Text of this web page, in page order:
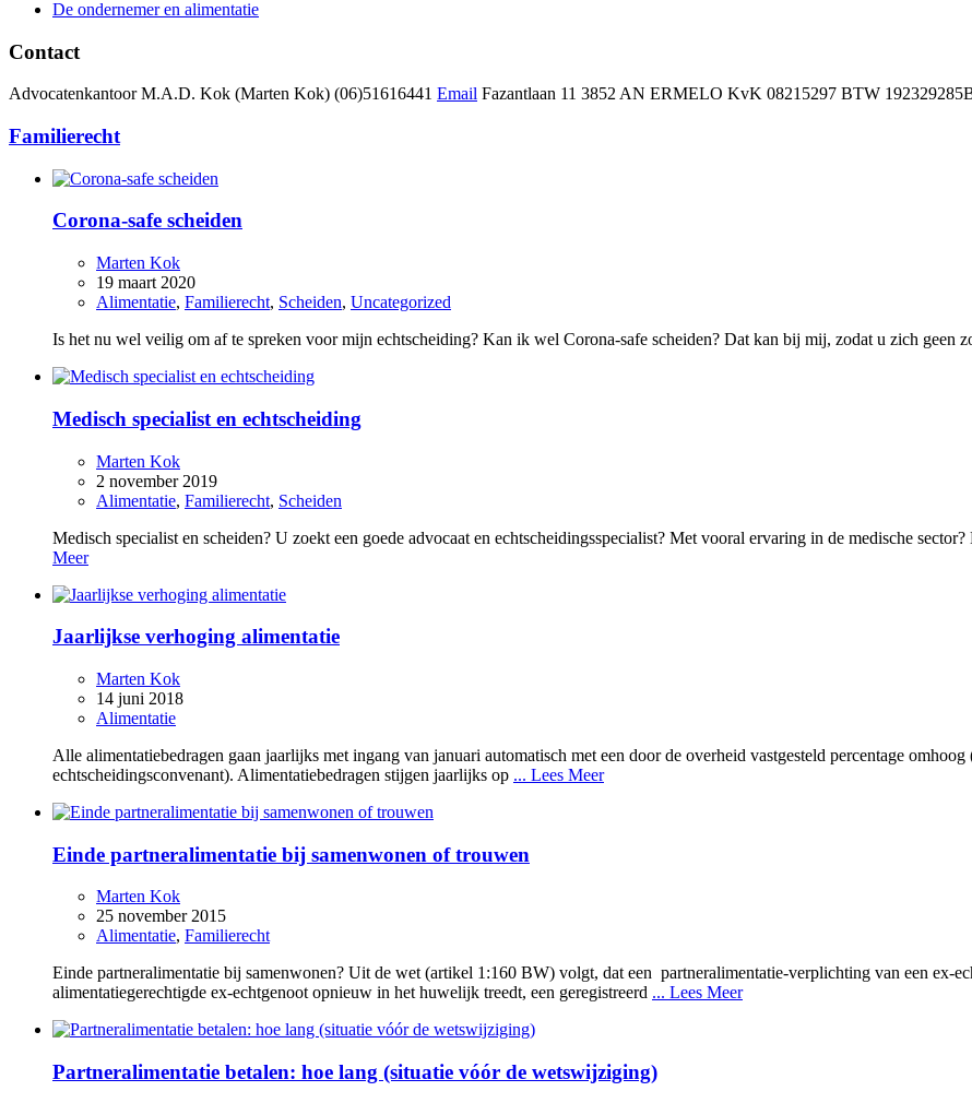
De ondernemer en alimentatie
Contact
Advocatenkantoor M.A.D. Kok (Marten Kok) (06)51616441 Email Fazantlaan 11 3852 AN ERMELO KvK 08215297 BTW
Familierecht
Corona-safe scheiden
Marten Kok
19 maart 2020
Alimentatie, Familierecht, Scheiden, Uncategorized
Is het nu wel veilig om af te spreken voor mijn echtscheiding? Kan ik wel Corona-safe scheiden? Dat kan bij mij, zodat u zich geen
Medisch specialist en echtscheiding
Marten Kok
2 november 2019
Alimentatie, Familierecht, Scheiden
Medisch specialist en scheiden? U zoekt een goede advocaat en echtscheidingsspecialist? Met vooral ervaring in de medische
Meer
Jaarlijkse verhoging alimentatie
Marten Kok
14 juni 2018
Alimentatie
Alle alimentatiebedragen gaan jaarlijks met ingang van januari automatisch met een door de overheid vastgesteld percentage
echtscheidingsconvenant). Alimentatiebedragen stijgen jaarlijks op ... Lees Meer
Einde partneralimentatie bij samenwonen of trouwen
Marten Kok
25 november 2015
Alimentatie, Familierecht
Einde partneralimentatie bij samenwonen? Uit de wet (artikel 1:160 BW) volgt, dat een partneralimentatie-verplichting van een ex-
alimentatiegerechtigde ex-echtgenoot opnieuw in het huwelijk treedt, een geregistreerd ... Lees Meer
Partneralimentatie betalen: hoe lang (situatie vóór de wetswijziging)